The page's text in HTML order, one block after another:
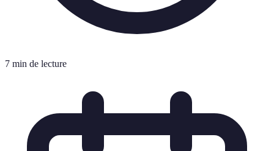
7 min de lecture